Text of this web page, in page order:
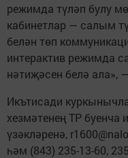
режимда түләп булу
кабинетлар — салым
белән төп
интерактив режимда
нәтиҗәсен белә ала»,
Икътисади
хезмәтенең ТР буенча
үзәкләренә,
һәм (843) 235-13-60,